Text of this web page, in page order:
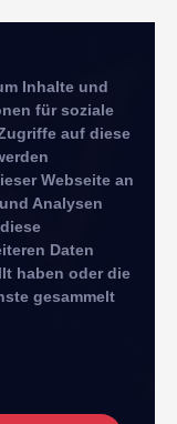
Inhalte und
für soziale
auf diese
Webseite an
Analysen
Daten
haben oder die
gesammelt